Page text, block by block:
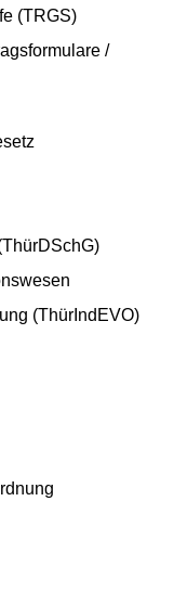
(TRGS)
/
(ThürIndEVO)